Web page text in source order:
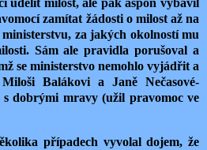
udělit milost, ale pak aspoň vybavil
zamítat žádosti o milost až na
za jakých okolností mu
Sám ale pravidla porušoval a
se ministerstvo nemohlo vyjádřit a
Balákovi a Janě Nečasové-
dobrými mravy (užil pravomoc ve
případech vyvolal dojem, že